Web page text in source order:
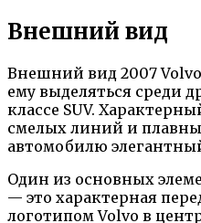
Внешний вид
Внешний вид 2007 Volvo
ему выделяться среди
классе SUV.
смелых линий и
автомобилю
Один из основных
— это характерная
логотипом Volvo в